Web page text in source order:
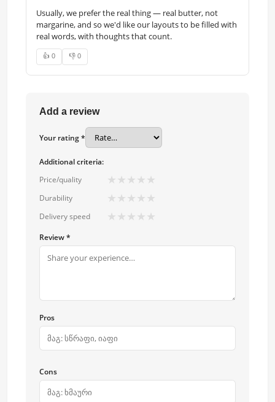
Usually, we prefer the real thing — real butter, not
margarine, and so we'd like our layouts to be filled with
real words, with thoughts that count.
👍 0 👎 0
Add a review
Your rating *
Additional criteria:
Price/quality
★ ★ ★ ★ ★
Durability ★ ★ ★ ★ ★
Delivery speed ★ ★ ★ ★ ★
Review *
Pros
Cons